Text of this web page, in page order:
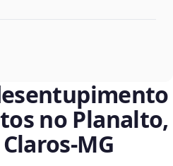
no Planalto,